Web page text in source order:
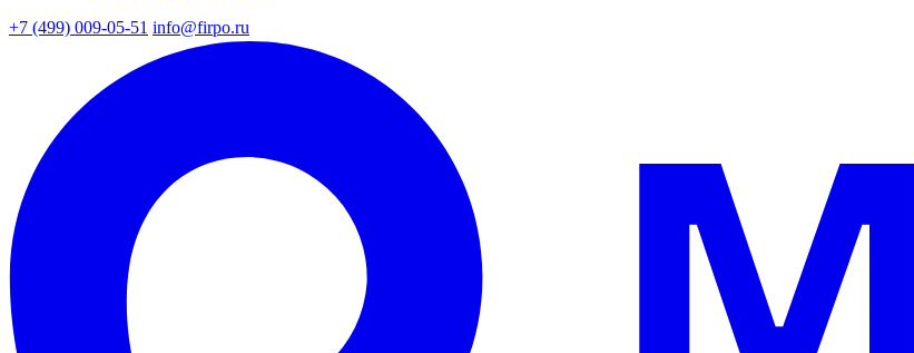
+7 (499) 009-05-51 info@firpo.ru